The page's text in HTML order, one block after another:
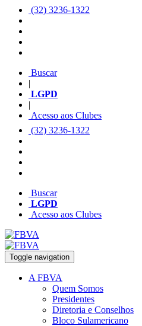
(32) 3236-1322
Buscar
|
LGPD
|
Acesso aos Clubes
(32) 3236-1322
Buscar
LGPD
Acesso aos Clubes
Toggle navigation
A FBVA
Quem Somos
Presidentes
Diretoria e Conselhos
Bloco Sulamericano